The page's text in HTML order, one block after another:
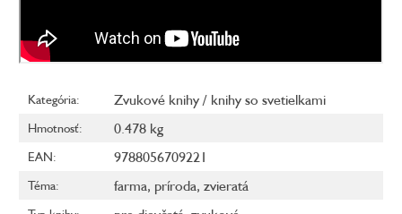
Kategória: Zvukové knihy / knihy so svetielkami
Hmotnosť: 0.478 kg
EAN: 9788056709221
Téma: farma, príroda, zvieratá